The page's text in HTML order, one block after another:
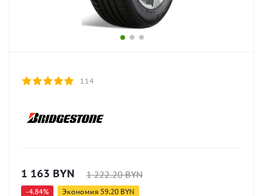
114
1 163 BYN 1 222.20BYN
-4.84% Экономия 59.20 BYN